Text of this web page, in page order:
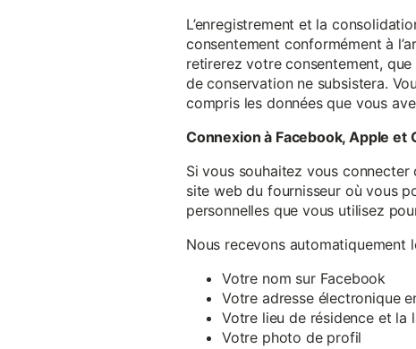
L’enregistrement et la
consentement conformément à
retirerez votre consentement,
de conservation ne subsistera.
compris les données que vous
Connexion à Facebook, Apple et
Si vous souhaitez vous
site web du fournisseur où vous
personnelles que vous utilisez
Nous recevons automatiquement
Votre nom sur Facebook
Votre adresse électronique
Votre lieu de résidence et la
Votre photo de profil